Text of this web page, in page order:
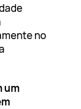
no
um